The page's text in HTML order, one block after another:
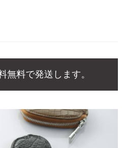
無料で発送します。